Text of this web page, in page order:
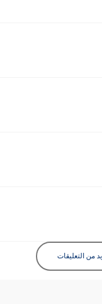
من التعليقات